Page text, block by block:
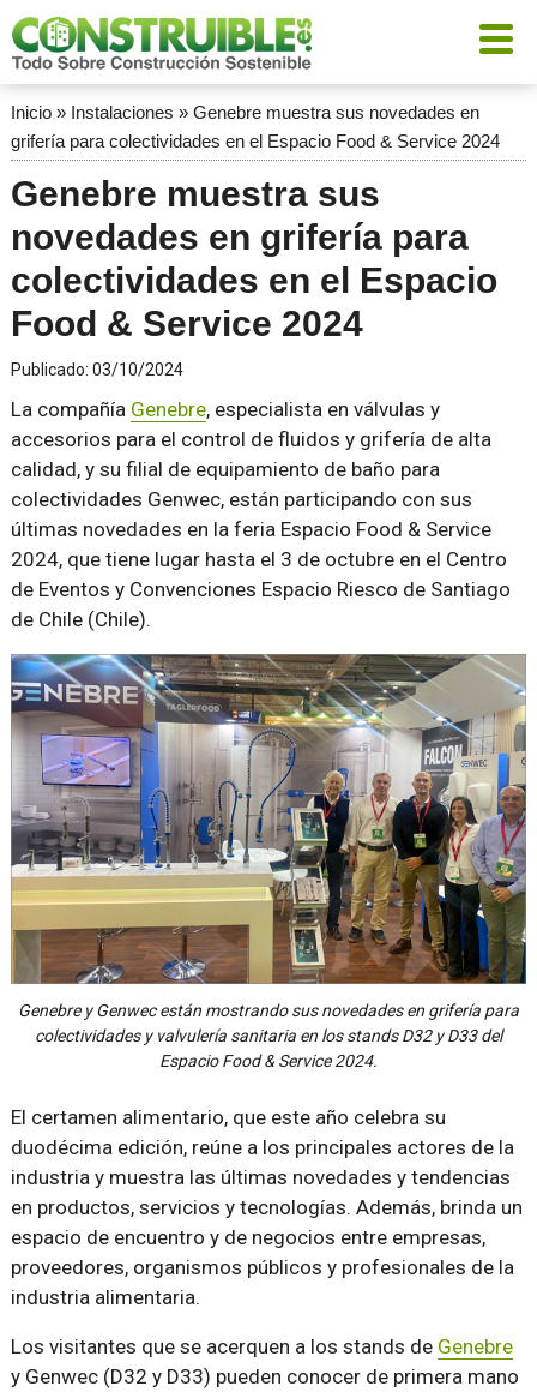
Inicio» Instalaciones » Genebre muestra sus novedades en
grifería para colectividades en el Espacio Food & Service 2024
Genebre muestra sus
novedades en grifería para
colectividades en el Espacio
Food & Service 2024
Publicado: 03/10/2024
La compañía Genebre, especialista en válvulas y
accesorios para el control de fluidos y grifería de alta
calidad, y su filial de equipamiento de baño para
colectividades Genwec, están participando con sus
últimas novedades en la feria Espacio Food & Service
2024, que tiene lugar hasta el 3 de octubre en el Centro
de Eventos y Convenciones Espacio Riesco de Santiago
de Chile (Chile).
Genebre y Genwec están mostrando sus novedades en grifería para
colectividades y valvulería sanitaria en los stands D32 y D33 del
Espacio Food & Service 2024.
El certamen alimentario, que este año celebra su
duodécima edición, reúne a los principales actores de la
industria y muestra las últimas novedades y tendencias
en productos, servicios y tecnologías. Además, brinda un
espacio de encuentro y de negocios entre empresas,
proveedores, organismos públicos y profesionales de la
industria alimentaria.
Los visitantes que se acerquen a los stands de Genebre
y Genwec (D32 y D33) pueden conocer de primera mano